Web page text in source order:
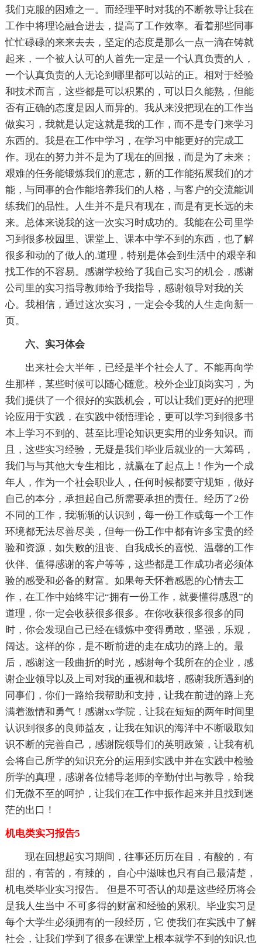
我们克服的困难之一。而经理平时对我的不断教导让我在
工作中将理论融合进去，提高了工作效率。看着那些同事
忙忙碌碌的来来去去，坚定的态度是那么一点一滴在铸就
起来，一个被人认可的人首先一定是一个认真负责的人，
一个认真负责的人无论到哪里都可以站的正。相对于经验
和技术而言，这些都是可以积累的，可以日久能熟，但能
否有正确的态度是因人而异的。我从来没把现在的工作当
做实习，我就是认定这就是我的工作，而不是专门来学习
东西的。我是在工作中学习，在学习中能更好的完成工
作。现在的努力并不是为了现在的回报，而是为了未来；
艰难的任务能锻炼我们的意志，新的工作能拓展我们的才
能，与同事的合作能培养我们的人格，与客户的交流能训
练我们的品性。人生并不是只有现在，而是有更长远的未
来。总体来说我的这一次实习时成功的。我能在公司里学
习到很多校园里、课堂上、课本中学不到的东西，也了解
很多和动的了做人的.道理，特别是体会到生活中的艰辛和
找工作的不容易。感谢学校给了我自己实习的机会，感谢
公司里的实习指导教师给予我指导，感谢领导对我的关
心。我相信，通过这次实习，一定会令我的人生走向新一
页。
六、实习体会
出来社会大半年，已经是半个社会人了。不能再向学
生那样，某些时候可以随心随意。校外企业顶岗实习，为
我们提供了一个很好的实践机会，可以让我们更好的把理
论应用于实践，在实践中领悟理论，更可以学习到很多书
本上学习不到的、甚至比理论知识更实用的业务知识。而
且，这些实习经验，无疑是我们毕业后就业的一大筹码，
我们与与其他大专生相比，就赢在了起点上！作为一个成
年人，作为一个社会职业人，任何时候都要守规矩，做好
自己的本分，承担起自己所需要承担的责任。经历了2份
不同的工作，我渐渐的认识到，每一份工作或每一个工作
环境都无法尽善尽美，但每一份工作中都有许多宝贵的经
验和资源，如失败的沮丧、自我成长的喜悦、温馨的工作
伙伴、值得感谢的客户等等，这些都是工作成功者必须体
验的感受和必备的财富。如果每天怀着感恩的心情去工
作，在工作中始终牢记“拥有一份工作，就要懂得感恩”的
道理，你一定会收获很多很多。在你收获很多很多的同
时，你会发现自己已经在锻炼中变得勇敢，坚强，乐观，
阔达。这样的你，是不断前进的走在成功的路上的。最
后，感谢这一段曲折的时光，感谢每个我所在的企业，感
谢企业领导以及上司对我的重视和栽培，感谢我所遇到的
同事们，你们一路给我帮助和支持，让我在前进的路上充
满着激情和勇气！感谢xx学院，让我在短短的两年时间里
认识到很多的良师益友，让我在知识的海洋中不断吸取知
识不断的完善自己，感谢院领导们的英明政策，让我有机
会将自己所学的知识充分的运用到实践中并在实践中检验
所学的真理，感谢各位辅导老师的辛勤付出与教导，给我
们无微不至的呵护，让我们在工作中振作起来并且找到迷
茫的出口！
机电类实习报告5
现在回想起实习期间，往事还历历在目，有酸的，有
甜的，有苦的，有辣的， 自心中滋味也只有自己最清楚，
机电类毕业实习报告。 但是不可否认的却是这些经历将会
是我人生当中 不可多得的财富和经验的累积。毕业实习是
每个大学生必须拥有的一段经历，它 使我们在实践中了解
社会，让我们学到了很多在课堂上根本就学不到的知识,也